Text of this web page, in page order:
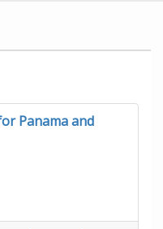
Panama and